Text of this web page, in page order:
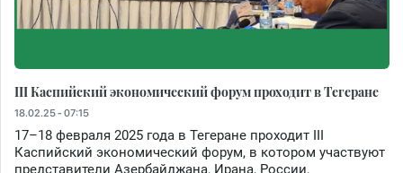
III Каспийский экономический форум проходит в Тегеране
18.02.25 - 07:15
17–18 февраля 2025 года в Тегеране проходит III
Каспийский экономический форум, в котором участвуют
представители Азербайджана, Ирана, России,